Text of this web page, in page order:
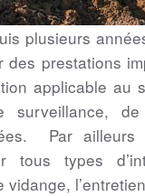
plusieurs
prestations
applicable au
surveillance,
Par ailleurs
tous types
vidange,